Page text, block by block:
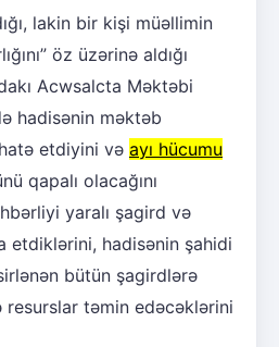
lakin bir kişi müəllimin
öz üzərinə aldığı
Acwsalcta Məktəbi
hadisənin məktəb
etdiyini və ayı hücumu
qapalı olacağını
yaralı şagird və
etdiklərini, hadisənin şahidi
bütün şagirdlərə
təmin edəcəklərini